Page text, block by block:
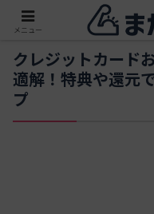
クレジットカード
適解！特典や還元
プ
メニュー